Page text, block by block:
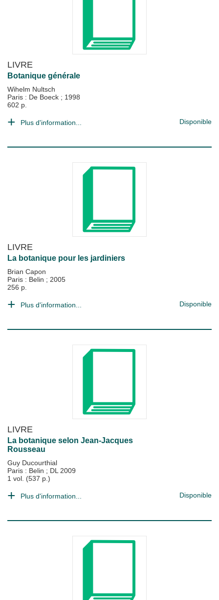
LIVRE
Botanique générale
Wihelm Nultsch
Paris : De Boeck ; 1998
602 p.
Plus d'information... Disponible
LIVRE
La botanique pour les jardiniers
Brian Capon
Paris : Belin ; 2005
256 p.
Plus d'information... Disponible
LIVRE
La botanique selon Jean-Jacques
Rousseau
Guy Ducourthial
Paris : Belin ; DL 2009
1 vol. (537 p.)
Plus d'information... Disponible